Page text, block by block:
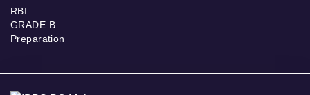
RBI
GRADE B
Preparation